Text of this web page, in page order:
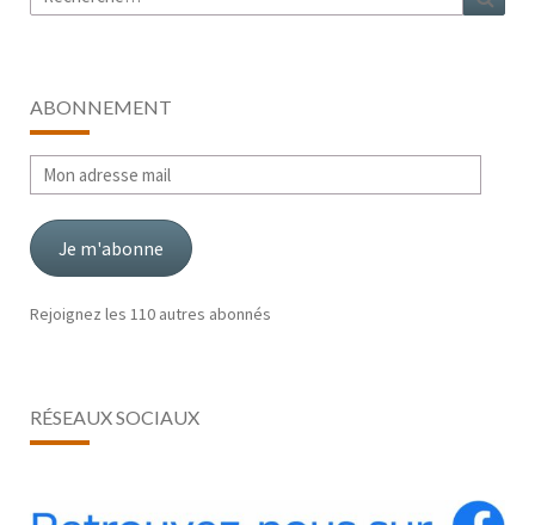
ABONNEMENT
Mon
adresse
mail
Je m'abonne
Rejoignez les 110 autres abonnés
RÉSEAUX SOCIAUX